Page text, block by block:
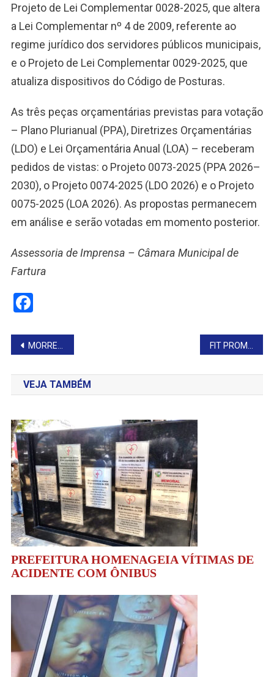
Projeto de Lei Complementar 0028-2025, que altera
a Lei Complementar nº 4 de 2009, referente ao
regime jurídico dos servidores públicos municipais,
e o Projeto de Lei Complementar 0029-2025, que
atualiza dispositivos do Código de Posturas.
As três peças orçamentárias previstas para votação
– Plano Plurianual (PPA), Diretrizes Orçamentárias
(LDO) e Lei Orçamentária Anual (LOA) – receberam
pedidos de vistas: o Projeto 0073-2025 (PPA 2026–
2030), o Projeto 0074-2025 (LDO 2026) e o Projeto
0075-2025 (LOA 2026). As propostas permanecem
em análise e serão votadas em momento posterior.
Assessoria de Imprensa – Câmara Municipal de
Fartura
Facebook
Navegação
de
Post
MORRE ZÉ MARIA, EX-PREFEITO DE PIRAJU
VEJA TAMBÉM
PREFEITURA HOMENAGEIA VÍTIMAS DE
ACIDENTE COM ÔNIBUS